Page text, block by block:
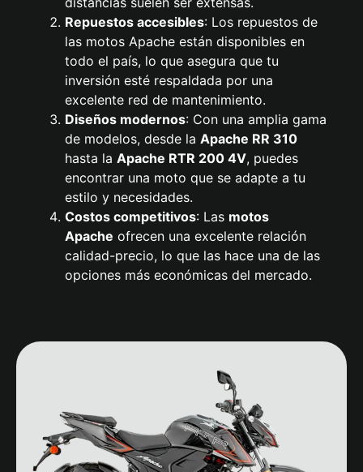
Repuestos accesibles: Los repuestos de
las motos Apache están disponibles en
todo el país, lo que asegura que tu
inversión esté respaldada por una
excelente red de mantenimiento.
Diseños modernos: Con una amplia gama
de modelos, desde la Apache RR 310
hasta la Apache RTR 200 4V, puedes
encontrar una moto que se adapte a tu
estilo y necesidades.
Costos competitivos: Las motos
Apache ofrecen una excelente relación
calidad-precio, lo que las hace una de las
opciones más económicas del mercado.